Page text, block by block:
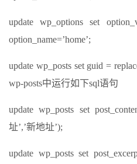
update wp_options set
option_name=’home’;
update wp_posts set guid =
wp-posts中运行如下sql语句
update wp_posts set
址’,’新地址’);
update wp_posts set